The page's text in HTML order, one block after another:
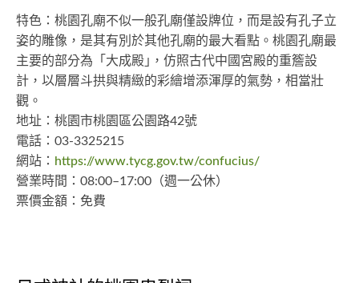
特色：桃園孔廟不似一般孔廟僅設牌位，而是設有孔子立
姿的雕像，是其有別於其他孔廟的最大看點。桃園孔廟最
主要的部分為「大成殿｣，仿照古代中國宮殿的重簷設
計，以層層斗拱與精緻的彩繪增添渾厚的氣勢，相當壯
觀。
地址：桃園市桃園區公園路42號
電話：03-3325215
網站： https://www.tycg.gov.tw/confucius/
營業時間：08:00–17:00（週一公休）
票價金額：免費